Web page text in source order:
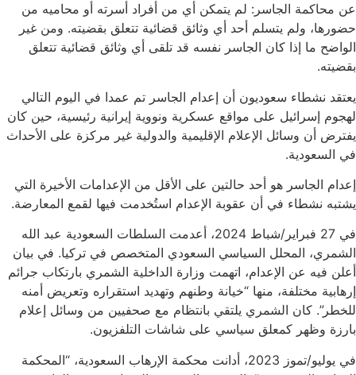
عن محاكمة الجاسر: لم يتمكن أي من أفراد أسرته أو محاميه من
حضورها، ولم يتسلم أحد أي وثائق قضائية تتعلق بقضيته. ومن غير
الواضح ما إذا كان الجاسر نفسه قد تلقى أي وثائق قضائية تتعلق
بقضيته.
يعتقد نشطاء سعوديون أن إعدام الجاسر تم عمدا في اليوم التالي
لهجوم إسرائيل على مواقع عسكرية ونووية إيرانية رئيسية، حين كان
يفترض أن وسائل الإعلام الإقليمية والدولية غير مركزة على الأحداث
في السعودية.
إعدام الجاسر هو أحد حالتين على الأقل من الإعدامات الأخيرة التي
يشتبه نشطاء في أن عقوبة الإعدام استُخدمت فيها لقمع المعارضة.
في 27 فبراير/شباط 2024، أعدمت السلطات السعودية عبد الله
الشمري، المحلل السياسي السعودي المتخصص في تركيا. في بيان
أعلن فيه عن الإعدام، اتهمت وزارة الداخلية الشمري بارتكاب جرائم
إرهابية مختلفة، منها “خيانة وطنهم وتهديد استقراره وتعريض أمنه
للخطر”. كان الشمري يلتقي بانتظام مع صحفيين من وسائل إعلام
بارزة وظهر كمعلق سياسي على شاشات التلفزيون.
في يوليو/تموز 2023، أدانت محكمة الإرهاب السعودية، “المحكمة